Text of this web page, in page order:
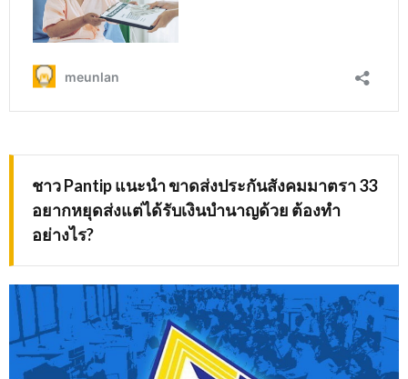
ชาว Pantip แนะนำ ขาดส่งประกันสังคมมาตรา 33
อยากหยุดส่งแต่ได้รับเงินบำนาญด้วย ต้องทำ
อย่างไร?